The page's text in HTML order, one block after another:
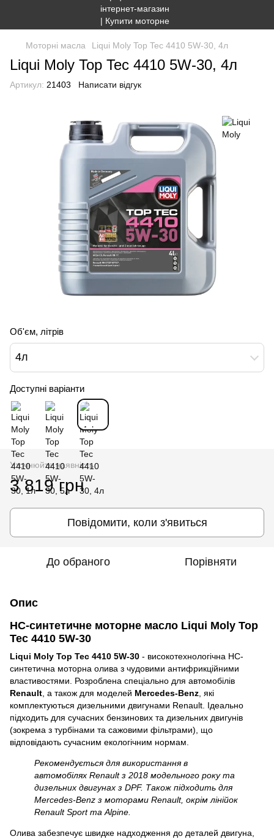
Моторні масла Liqui Moly Top Tec 4410 5W-30, 4л
Liqui Moly Top Tec 4410 5W-30, 4л
Артикул: 21403 Написати відгук
Об'єм, літрів
4л
Доступні варіанти
Уточнюйте наявність
3 819 грн
Повідомити, коли з'явиться
До обраного Порівняти
Опис
НС-синтетичне моторне масло Liqui Moly Top
Tec 4410 5W-30
Liqui Moly Top Tec 4410 5W-30 - високотехнологічна НС-
синтетична моторна олива з чудовими антифрикційними
властивостями. Розроблена спеціально для автомобілів
Renault , а також для моделей Mercedes-Benz , які
комплектуються дизельними двигунами Renault. Ідеально
підходить для сучасних бензинових та дизельних двигунів
(зокрема з турбінами та сажовими фільтрами), що
відповідають сучасним екологічним нормам.
Рекомендується для використання в
автомобілях Renault з 2018 модельного року та
дизельних двигунах з DPF. Також підходить для
Mercedes-Benz з моторами Renault, окрім лінійок
Renault Sport та Alpine.
Олива забезпечує швидке надходження до деталей двигуна,